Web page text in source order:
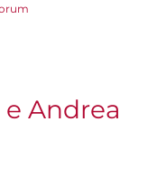
Andrea